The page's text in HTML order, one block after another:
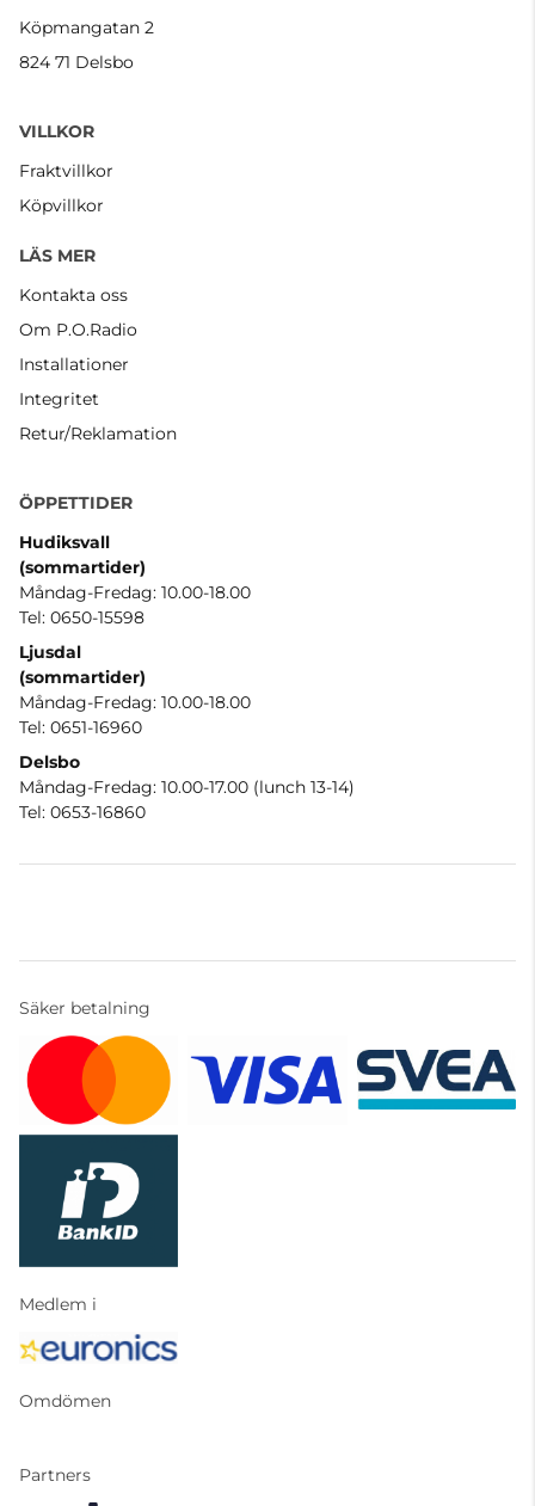
Köpmangatan 2
824 71 Delsbo
VILLKOR
Fraktvillkor
Köpvillkor
LÄS MER
Kontakta oss
Om P.O.Radio
Installationer
Integritet
Retur/Reklamation
ÖPPETTIDER
Hudiksvall
(sommartider)
Måndag-Fredag: 10.00-18.00
Tel: 0650-15598
Ljusdal
(sommartider)
Måndag-Fredag: 10.00-18.00
Tel: 0651-16960
Delsbo
Måndag-Fredag: 10.00-17.00 (lunch 13-14)
Tel: 0653-16860
Säker betalning
Medlem i
Omdömen
Partners